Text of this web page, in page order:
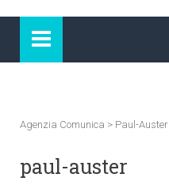
Agenzia Comunica > Paul-Auster
paul-auster